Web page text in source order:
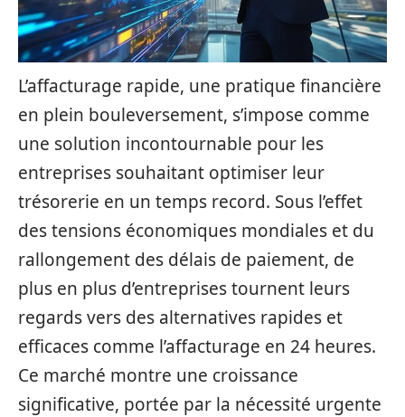
L’affacturage rapide, une pratique financière
en plein bouleversement, s’impose comme
une solution incontournable pour les
entreprises souhaitant optimiser leur
trésorerie en un temps record. Sous l’effet
des tensions économiques mondiales et du
rallongement des délais de paiement, de
plus en plus d’entreprises tournent leurs
regards vers des alternatives rapides et
efficaces comme l’affacturage en 24 heures.
Ce marché montre une croissance
significative, portée par la nécessité urgente